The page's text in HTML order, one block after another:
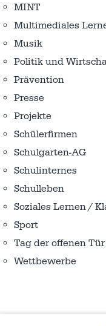
MINT
Multimediales
Musik
Politik und
Prävention
Presse
Projekte
Schülerfirmen
Schulgarten-AG
Schulinternes
Schulleben
Soziales Lernen /
Sport
Tag der offenen Tür
Wettbewerbe